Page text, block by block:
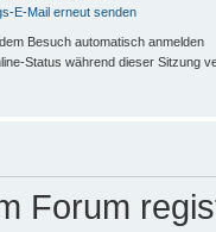
E-Mail erneut senden
Besuch automatisch anmelden
Status während dieser Sitzung
Forum